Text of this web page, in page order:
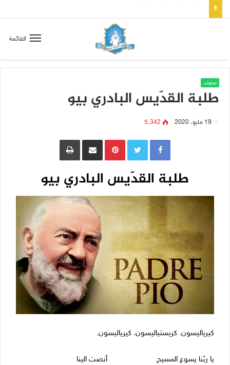
القائمة
صلوات
طلبة القدّيس البادري بيو
19 مايو، 2020 5٬342
Pinterestمشاركة عبر البريد طباعة
طلبة القدّيس البادري بيو
كيرياليسون. كريستياليسون. كيرياليسون.
يا ربّنا يسوع المسيح أنصت الينا